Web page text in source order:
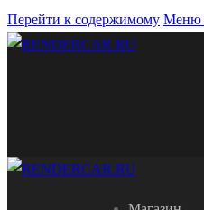
Перейти к содержимому Меню